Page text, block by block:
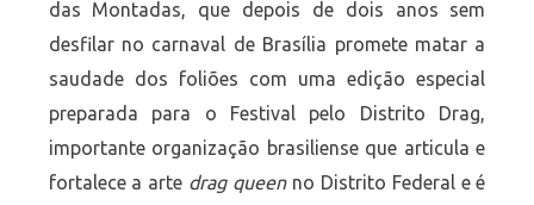
das Montadas, que depois de dois anos sem
desfilar no carnaval de Brasília promete matar a
saudade dos foliões com uma edição especial
preparada para o Festival pelo Distrito Drag,
importante organização brasiliense que articula e
fortalece a arte drag queenno Distrito Federal e é